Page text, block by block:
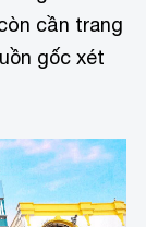
cần trang
gốc xét